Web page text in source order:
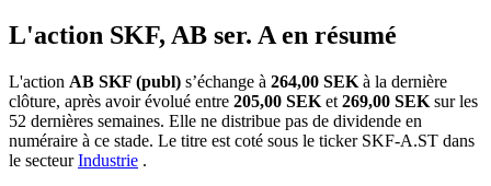
L'action SKF, AB ser. A en résumé
L'action AB SKF (publ) s’échange à 264,00 SEK à la dernière
clôture, après avoir évolué entre 205,00 SEK et 269,00 SEK sur les
52 dernières semaines. Elle ne distribue pas de dividende en
numéraire à ce stade. Le titre est coté sous le ticker SKF-A.ST dans
le secteurIndustrie .